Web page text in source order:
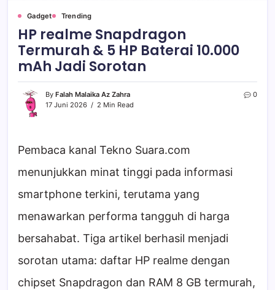
Gadget Trending
HP realme Snapdragon
Termurah & 5 HP Baterai 10.000
mAh Jadi Sorotan
By Falah Malaika Az Zahra
17 Juni 2026
2 Min Read
0
Pembaca kanal Tekno Suara.com
menunjukkan minat tinggi pada informasi
smartphone terkini, terutama yang
menawarkan performa tangguh di harga
bersahabat. Tiga artikel berhasil menjadi
sorotan utama: daftar HP realme dengan
chipset Snapdragon dan RAM 8 GB termurah,